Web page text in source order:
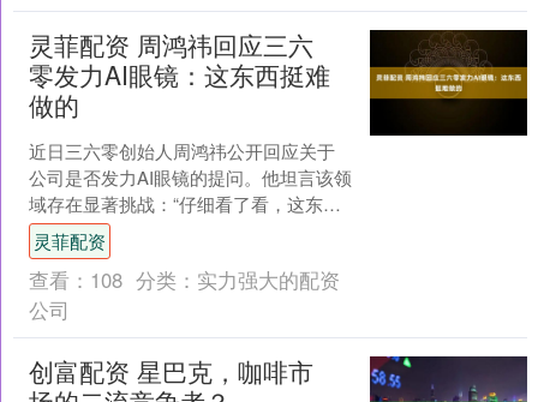
灵菲配资 周鸿祎回应三六
零发力AI眼镜：这东西挺难
做的
近日三六零创始人周鸿祎公开回应关于
公司是否发力AI眼镜的提问。他坦言该领
域存在显著挑战：“仔细看了看，这东西
挺难做的。” 一是市场竞争格局，当前多
家科技巨头已布....
灵菲配资
查看： 108 分类： 实力强大的配资
公司
创富配资 星巴克，咖啡市